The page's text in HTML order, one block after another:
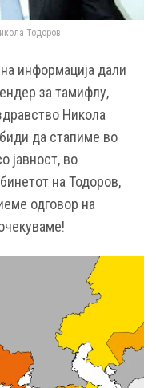
Тодоров
информација дали
за тамифлу,
Никола
да стапиме во
јавност, во
на Тодоров,
одговор на